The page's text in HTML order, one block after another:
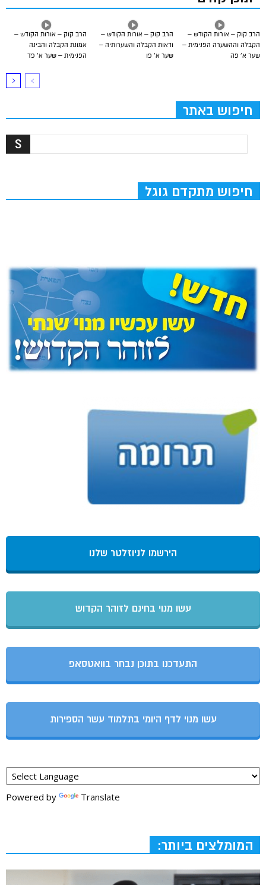
הרב קוק – אורות הקודש –
אמונת הקבלה והבינה
הפנימית – שער א’ פד
הרב קוק – אורות הקודש –
ודאות הקבלה והשערותיה –
שער א’ פו
הרב קוק – אורות הקודש –
הקבלה וההשערה הפנימית –
שער א’ פה
חיפוש באתר
חיפוש מתקדם גוגל
הירשמו לניוזלטר שלנו
עשו מנוי בחינם לזוהר הקדוש
התעדכנו בתוכן נבחר בוואטסאפ
עשו מנוי לדף היומי בתלמוד עשר הספירות
Powered by Translate
המומלצים ביותר: